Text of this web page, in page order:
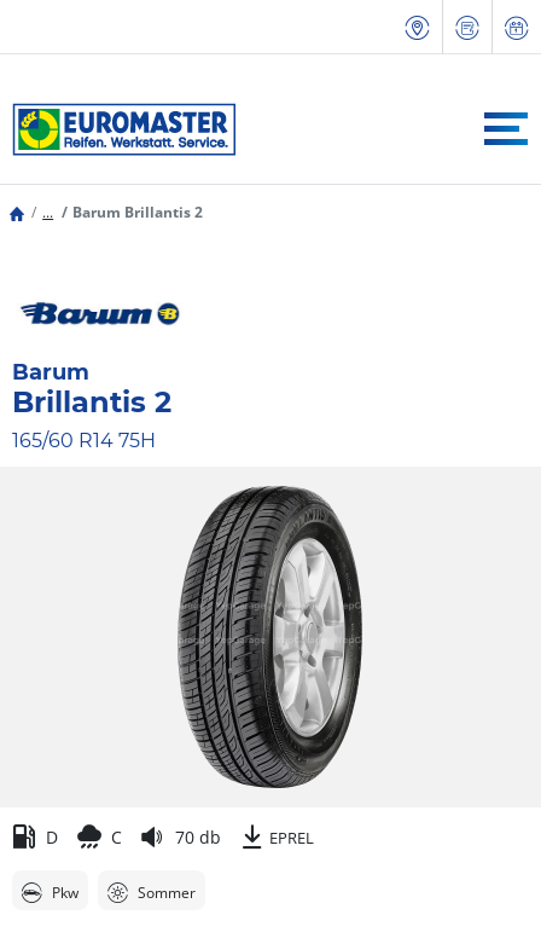
... Barum Brillantis 2
Barum
Brillantis 2
165/60 R14 75H
D C 70 db EPREL
Pkw Sommer